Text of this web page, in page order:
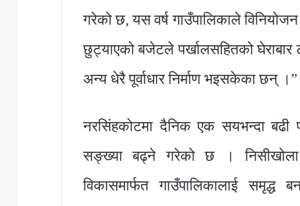
गरेको छ, यस वर्ष गाउँपालिकाले
छुट्याएको बजेटले पर्खालसहितको घेराबार
अन्य धेरै पूर्वाधार निर्माण भइसकेका छन् ।”
नरसिंहकोटमा दैनिक एक सयभन्दा
सङ्ख्या बढ्ने गरेको छ । निसीखोला
विकासमार्फत गाउँपालिकालाई समृद्ध